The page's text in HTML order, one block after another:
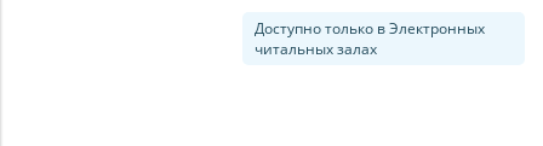
Доступно только в Электронных
читальных залах